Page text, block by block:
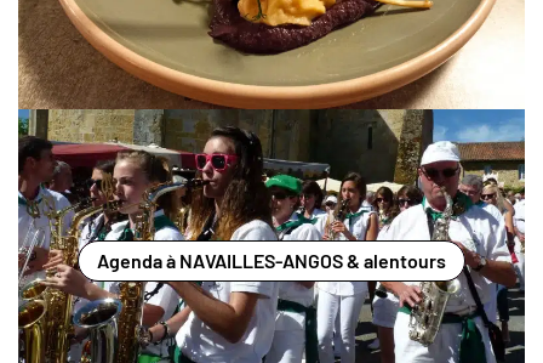
Agenda à NAVAILLES-ANGOS & alentours